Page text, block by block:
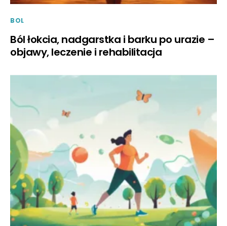
BOL
Ból łokcia, nadgarstka i barku po urazie –
objawy, leczenie i rehabilitacja